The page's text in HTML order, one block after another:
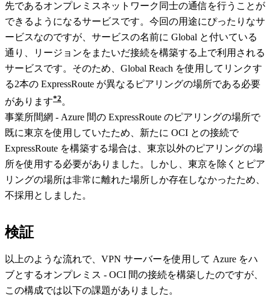
先であるオンプレミスネットワーク同士の通信を行うことが
できるようになるサービスです。今回の用途にぴったりなサ
ービスなのですが、サービスの名前に Global と付いている
通り、リージョンをまたいだ接続を構築する上で利用される
サービスです。そのため、Global Reach を使用してリンクす
る2本の ExpressRoute が異なるピアリングの場所である必要
があります 2。
事業所間網 - Azure 間の ExpressRoute のピアリングの場所で
既に東京を使用していたため、新たに OCI との接続で
ExpressRoute を構築する場合は、東京以外のピアリングの場
所を使用する必要がありました。しかし、東京を除くとピア
リングの場所は非常に離れた場所しか存在しなかったため、
不採用としました。
検証
以上のような流れで、VPN サーバーを使用して Azure をハ
ブとするオンプレミス - OCI 間の接続を構築したのですが、
この構成では以下の課題がありました。